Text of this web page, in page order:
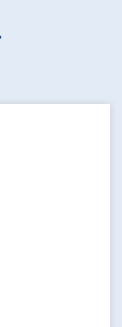
問は